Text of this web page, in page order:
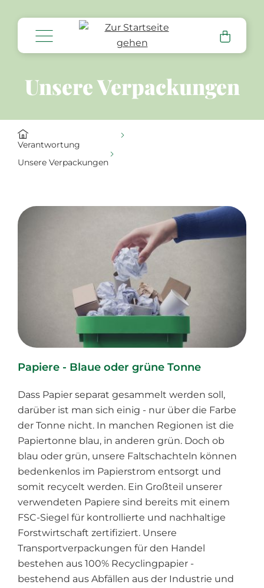
springen
Unsere Verpackungen
Verantwortung
Unsere Verpackungen
Papiere - Blaue oder grüne Tonne
Dass Papier separat gesammelt werden soll,
darüber ist man sich einig - nur über die Farbe
der Tonne nicht. In manchen Regionen ist die
Papiertonne blau, in anderen grün. Doch ob
blau oder grün, unsere Faltschachteln können
bedenkenlos im Papierstrom entsorgt und
somit recycelt werden. Ein Großteil unserer
verwendeten Papiere sind bereits mit einem
FSC-Siegel für kontrollierte und nachhaltige
Forstwirtschaft zertifiziert. Unsere
Transportverpackungen für den Handel
bestehen aus 100% Recyclingpapier -
bestehend aus Abfällen aus der Industrie und